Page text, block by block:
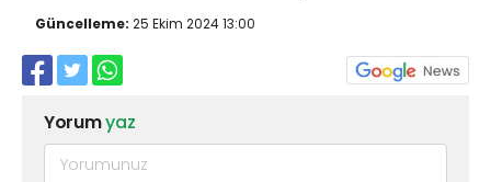
Güncelleme: 25 Ekim 2024 13:00
Yorumyaz